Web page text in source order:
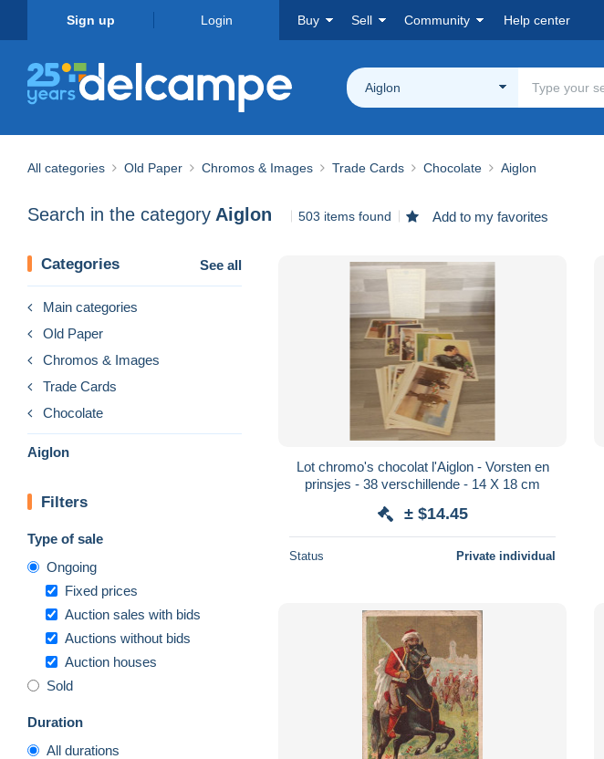
Sign up Login Buy Sell Community Help center
Aiglon
All categories Old Paper Chromos & Images Trade Cards Chocolate Aiglon
Search in the category Aiglon 503 items found Add to my favorites
Categories See all
Main categories
Old Paper
Chromos & Images
Trade Cards
Chocolate
Aiglon
Filters
Type of sale
Ongoing
Fixed prices
Auction sales with bids
Auctions without bids
Auction houses
Sold
Duration
All durations
Lot chromo's chocolat l'Aiglon - Vorsten en
prinsjes - 38 verschillende - 14 X 18 cm
± $14.45
Status Private individual